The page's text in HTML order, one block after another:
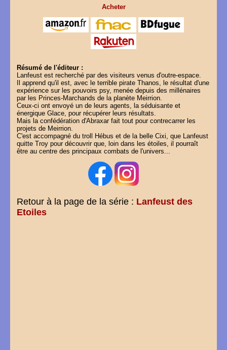
Acheter
Résumé de l'éditeur :
Lanfeust est recherché par des visiteurs venus d'outre-espace.
Il apprend qu'il est, avec le terrible pirate Thanos, le résultat d'une
expérience sur les pouvoirs psy, menée depuis des millénaires
par les Princes-Marchands de la planète Meirrion.
Ceux-ci ont envoyé un de leurs agents, la séduisante et
énergique Glace, pour récupérer leurs résultats.
Mais la confédération d'Abraxar fait tout pour contrecarrer les
projets de Meirrion.
C'est accompagné du troll Hébus et de la belle Cixi, que Lanfeust
quitte Troy pour découvrir que, loin dans les étoiles, il pourraît
être au centre des principaux combats de l'univers...
Retour à la page de la série : Lanfeust des
Etoiles